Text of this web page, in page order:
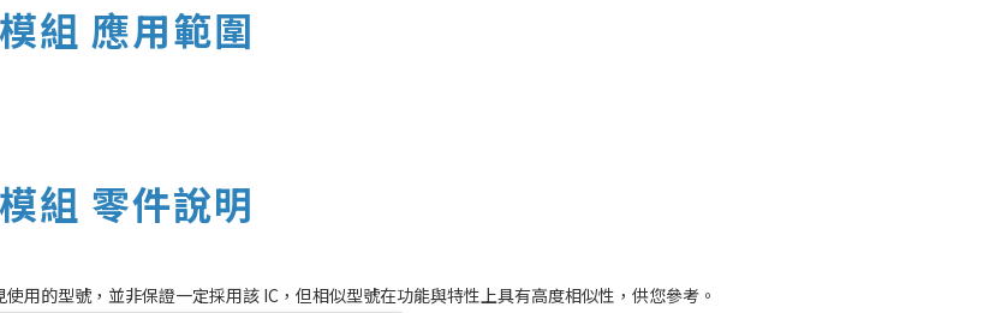
組 應用範圍
組 零件說明
用的型號，並非保證一定採用該 IC，但相似型號在功能與特性上具有高度相似性，供您參考。